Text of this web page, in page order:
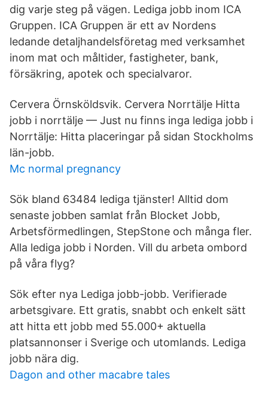
dig varje steg på vägen. Lediga jobb inom ICA
Gruppen. ICA Gruppen är ett av Nordens
ledande detaljhandelsföretag med verksamhet
inom mat och måltider, fastigheter, bank,
försäkring, apotek och specialvaror.
Cervera Örnsköldsvik. Cervera Norrtälje Hitta
jobb i norrtälje — Just nu finns inga lediga jobb i
Norrtälje: Hitta placeringar på sidan Stockholms
län-jobb.
Mc normal pregnancy
Sök bland 63484 lediga tjänster! Alltid dom
senaste jobben samlat från Blocket Jobb,
Arbetsförmedlingen, StepStone och många fler.
Alla lediga jobb i Norden. Vill du arbeta ombord
på våra flyg?
Sök efter nya Lediga jobb-jobb. Verifierade
arbetsgivare. Ett gratis, snabbt och enkelt sätt
att hitta ett jobb med 55.000+ aktuella
platsannonser i Sverige och utomlands. Lediga
jobb nära dig.
Dagon and other macabre tales